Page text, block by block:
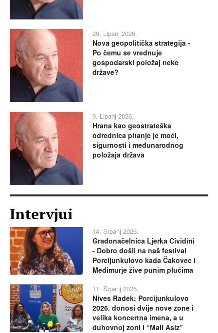
29. Lipanj 2026.
Nova geopolitička strategija -
Po čemu se vrednuje
gospodarski položaj neke
države?
9. Lipanj 2026.
Hrana kao geostrateška
odrednica pitanje je moći,
sigurnosti i međunarodnog
položaja država
Intervjui
14. Srpanj 2026.
Gradonačelnica Ljerka Cividini
- Dobro došli na naš festival
Porcijunkulovo kada Čakovec i
Međimurje žive punim plućima
11. Srpanj 2026.
Nives Radek: Porcijunkulovo
2026. donosi dvije nove zone i
velika koncertna imena, a u
duhovnoj zoni i “Mali Asiz”